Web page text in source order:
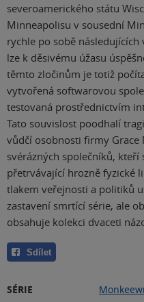
severoamerického státu
Minneapolisu v sousední
rychle po sobě
lze k děsivému úžasu
těmto zločinům je totiž
vytvořená softwarovou
testovaná prostřednictvím
Tato souvislost poodhalí
vůdčí osobnosti firmy Grace
svérázných společníků,
přetrvávající hrozně fyzické
tlakem veřejnosti a politiků
zastavení smrtící série, ale
obsahuje kolekci dvaceti
Sdílet
SÉRIE